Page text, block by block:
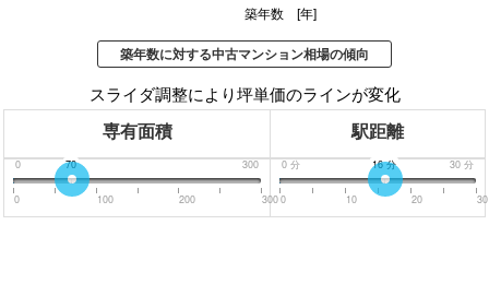
築年数 [年]
築年数に対する中古マンション相場の傾向
スライダ調整により坪単価のラインが変化
専有面積 駅距離
0 300
70
0 100 200 300
0 分 30 分
16分
0 10 20 30